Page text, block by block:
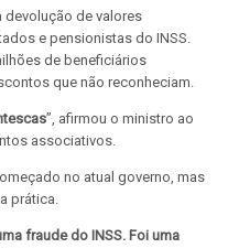
de valores
e pensionistas do INSS.
de beneficiários
que não reconheciam.
”, afirmou o ministro ao
associativos.
no atual governo, mas
prática.
fraude do INSS. Foi uma